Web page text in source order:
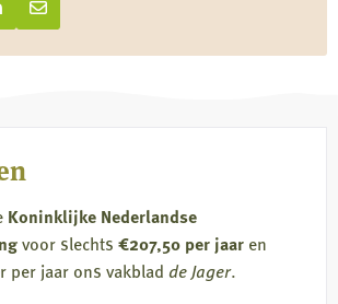
X op LinkedIn
Deel via e-mail
Deel
via
Koninklijke Nederlandse
voor slechts €207,50 per jaar en
per jaar ons vakblad de Jager.